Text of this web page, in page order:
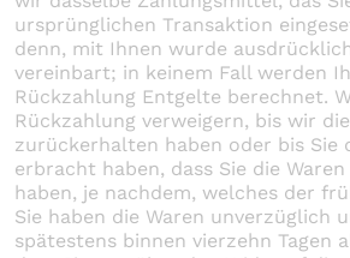
ursprünglichen Transaktion
denn, mit Ihnen wurde
vereinbart; in keinem Fall werden
Rückzahlung Entgelte berechnet.
Rückzahlung verweigern, bis wir
zurückerhalten haben oder bis Sie
erbracht haben, dass Sie die
haben, je nachdem, welches der
Sie haben die Waren unverzüglich
spätestens binnen vierzehn Tagen